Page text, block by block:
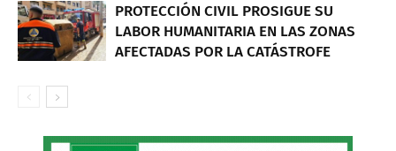
PROTECCIÓN CIVIL PROSIGUE SU
LABOR HUMANITARIA EN LAS ZONAS
AFECTADAS POR LA CATÁSTROFE